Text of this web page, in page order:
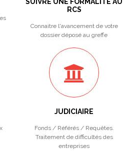
RCS
Connaitre l'avancement de votre
dossier déposé au greffe
JUDICIAIRE
Fonds / Référés / Requêtes.
Traitement de difficultés des
entreprises